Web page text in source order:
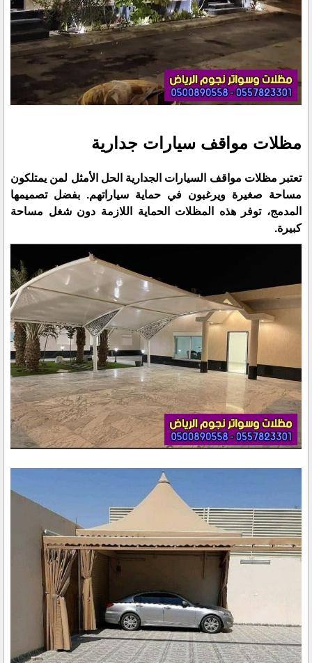
مظلات مواقف سيارات جدارية
تعتبر مظلات مواقف السيارات الجدارية الحل الأمثل لمن يمتلكون
مساحة صغيرة ويرغبون في حماية سياراتهم. بفضل تصميمها
المدمج، توفر هذه المظلات الحماية اللازمة دون شغل مساحة
كبيرة.